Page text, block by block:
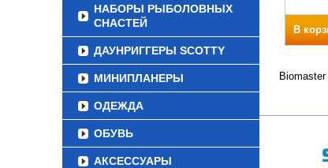
НАБОРЫ РЫБОЛОВНЫХ
СНАСТЕЙ
ДАУНРИГГЕРЫ SCOTTY
МИНИПЛАНЕРЫ
ОДЕЖДА
ОБУВЬ
АКСЕССУАРЫ
В